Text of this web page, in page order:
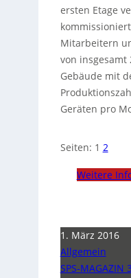
ersten Etage
Mitarbeitern
von insgesamt
Gebäude mit
Geräten pro
Seiten: 1 2
Weitere
1. März 2016
Allgemein
SPS-MAGAZIN